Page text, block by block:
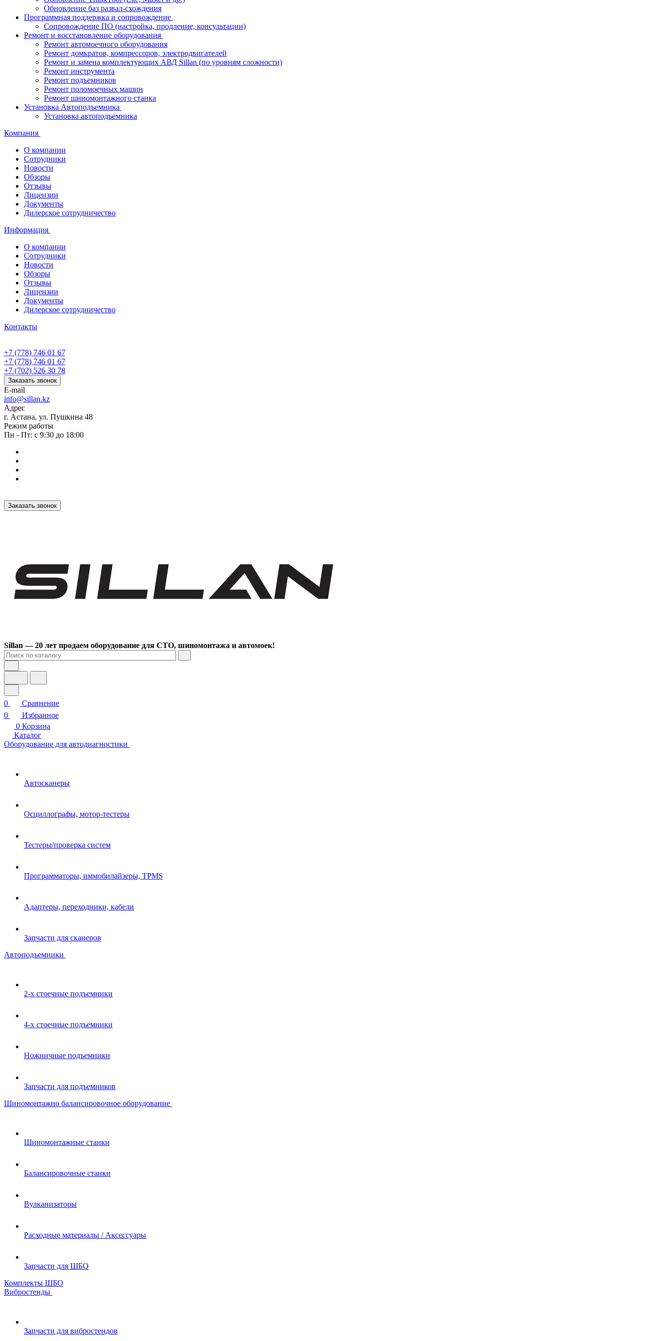
Обновление баз развал-схождения
Программная поддержка и сопровождение
Сопровождение ПО (настройка, продление, консультации)
Ремонт и восстановление оборудования
Ремонт автомоечного оборудования
Ремонт домкратов, компрессоров, электродвигателей
Ремонт и замена комплектующих АВД Sillan (по уровням сложности)
Ремонт инструмента
Ремонт подъемников
Ремонт поломоечных машин
Ремонт шиномонтажного станка
Установка Автоподъемника
Установка автоподъемника
Компания
О компании
Сотрудники
Новости
Обзоры
Отзывы
Лицензии
Документы
Дилерское сотрудничество
Информация
О компании
Сотрудники
Новости
Обзоры
Отзывы
Лицензии
Документы
Дилерское сотрудничество
Контакты
+7 (778) 746 01 67
+7 (778) 746 01 67
+7 (702) 526 30 78
Заказать звонок
E-mail
info@sillan.kz
Адрес
г. Астана, ул. Пушкина 48
Режим работы
Пн - Пт: с 9:30 до 18:00
Заказать звонок
Sillan — 20 лет продаем оборудование для СТО, шиномонтажа и автомоек!
0
Сравнение
0
Избранное
0 Корзина
Каталог
Оборудование для автодиагностики
Автосканеры
Осциллографы, мотор-тестеры
Тестеры/проверка систем
Программаторы, иммобилайзеры, TPMS
Адаптеры, переходники, кабели
Запчасти для сканеров
Автоподъемники
2-х стоечные подъемники
4-х стоечные подъемники
Ножничные подъемники
Запчасти для подъемников
Шиномонтажно балансировочное оборудование
Шиномонтажные станки
Балансировочные станки
Вулканизаторы
Расходные материалы / Аксессуары
Запчасти для ШБО
Комплекты ШБО
Вибростенды
Запчасти для вибростендов